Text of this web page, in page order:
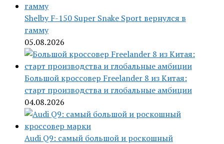
Shelby F-150 Super Snake Sport вернулся в
гамму
05.08.2026
Большой кроссовер Freelander 8 из Китая:
старт производства и глобальные амбиции
04.08.2026
Audi Q9: самый большой и роскошный